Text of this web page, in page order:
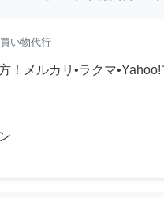
い物代行
！メルカリ•ラクマ